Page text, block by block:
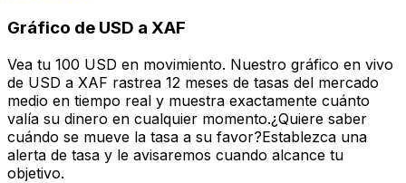
Gráfico de USD a XAF
Vea tu 100 USD en movimiento. Nuestro gráfico en vivo
de USD a XAF rastrea 12 meses de tasas del mercado
medio en tiempo real y muestra exactamente cuánto
valía su dinero en cualquier momento.¿Quiere saber
cuándo se mueve la tasa a su favor?Establezca una
alerta de tasa y le avisaremos cuando alcance tu
objetivo.